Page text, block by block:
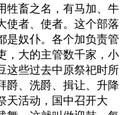
牲畜之名，有马加、牛
使者、使者。这个部落
是奴仆。各个加负责管
，大的主管数千家，小
这些过去中原祭祀时所
爵、洗爵、揖让、升降
天活动，国中召开大